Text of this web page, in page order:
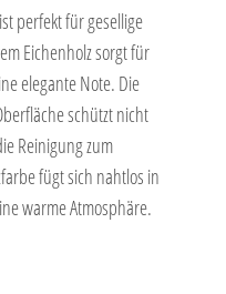
perfekt für gesellige
Eichenholz sorgt für
elegante Note. Die
schützt nicht
Reinigung zum
fügt sich nahtlos in
warme Atmosphäre.